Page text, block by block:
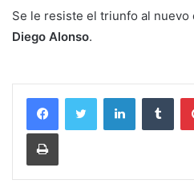
Se le resiste el triunfo al
Diego Alonso.
LinkedIn
Imprimir